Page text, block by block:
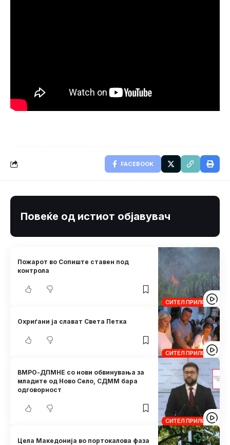
FACEBOOK
Повеќе од истиот објавувач
СИТЕЛ ПРИЛОЗИ
Пожарот во Сопиште ставен под
контрола
СИТЕЛ ПРИЛОЗИ
Охриѓани ја слават Света Петка
СИТЕЛ ПРИЛОЗИ
ВМРО-ДПМНЕ со нови обвинувања за
младите од Ново Село, СДММ бара
одговорност
Цела Македонија во портокалова фаза